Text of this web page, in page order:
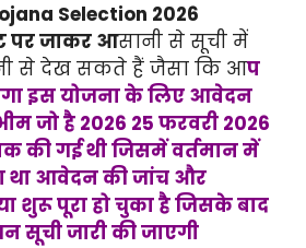
Selection 2026
पर जाकर आसानी से सूची में
से देख सकते हैं जैसा कि आप
इस योजना के लिए आवेदन
जो है 2026 25 फरवरी 2026
की गई थी जिसमें वर्तमान में
था आवेदन की जांच और
शुरू पूरा हो चुका है जिसके बाद
सूची जारी की जाएगी